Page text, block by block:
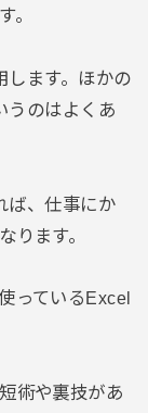
。
します。ほかの
うのはよくあ
ば、仕事にか
ります。
っているExcel
術や裏技があ